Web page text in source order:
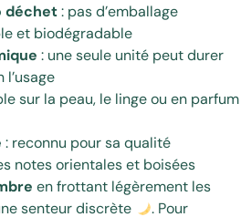
déchet: pas d’emballage
et biodégradable
: une seule unité peut durer
l’usage
sur la peau, le linge ou en parfum
: reconnu pour sa qualité
notes orientales et boisées
en frottant légèrement les
senteur discrète
. Pour